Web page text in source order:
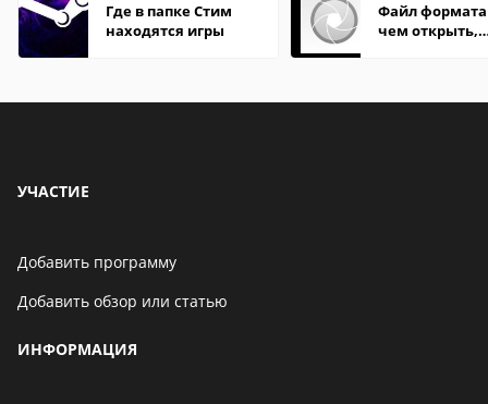
Где в папке Стим
находятся игры
Файл формата
чем открыть,
УЧАСТИЕ
Добавить программу
Добавить обзор или статью
ИНФОРМАЦИЯ